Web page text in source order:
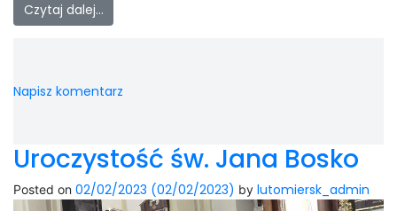
Czytaj dalej…
Napisz komentarz
Uroczystość św. Jana Bosko
Posted on 02/02/2023 (02/02/2023) by lutomiersk_admin